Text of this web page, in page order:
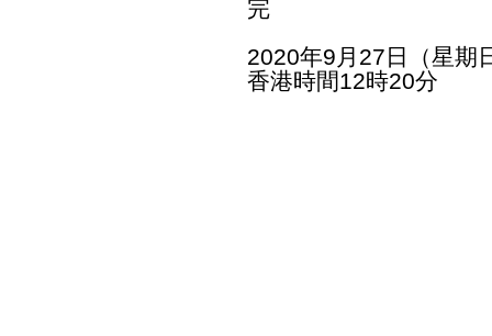
完
2020年9月27日（星期
香港時間12時20分